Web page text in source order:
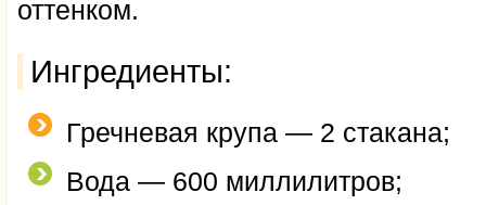
оттенком.
Ингредиенты:
Гречневая крупа — 2 стакана;
Вода — 600 миллилитров;